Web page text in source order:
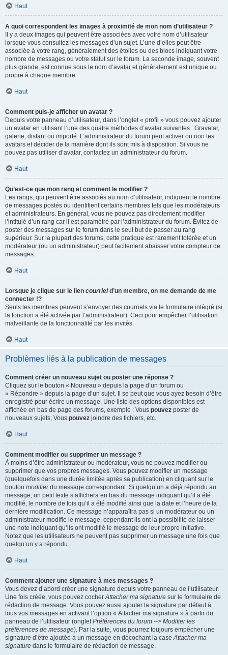
Haut
A quoi correspondent les images à proximité de mon nom d’utilisateur ?
Il y a deux images qui peuvent être associées avec votre nom d’utilisateur
lorsque vous consultez les messages d’un sujet. L’une d’elles peut être
associée à votre rang, généralement des étoiles ou des blocs indiquant votre
nombre de messages ou votre statut sur le forum. La seconde image, souvent
plus grande, est connue sous le nom d’avatar et généralement est unique ou
propre à chaque membre.
Haut
Comment puis-je afficher un avatar ?
Depuis votre panneau d’utilisateur, dans l’onglet « profil » vous pouvez ajouter
un avatar en utilisant l’une des quatre méthodes d’avatar suivantes : Gravatar,
galerie, distant ou importé. L’administrateur du forum peut activer ou non les
avatars et décider de la manière dont ils sont mis à disposition. Si vous ne
pouvez pas utiliser d’avatar, contactez un administrateur du forum.
Haut
Qu’est-ce que mon rang et comment le modifier ?
Les rangs, qui peuvent être associés au nom d’utilisateur, indiquent le nombre
de messages postés ou identifient certains membres tels que les modérateurs
et administrateurs. En général, vous ne pouvez pas directement modifier
l’intitulé d’un rang car il est paramétré par l’administrateur du forum. Évitez de
poster des messages sur le forum dans le seul but de passer au rang
supérieur. Sur la plupart des forums, cette pratique est rarement tolérée et un
modérateur (ou un administrateur) peut facilement abaisser votre compteur de
messages.
Haut
Lorsque je clique sur le lien courrield’un membre, on me demande de me
connecter !?
Seuls les membres peuvent s’envoyer des courriels via le formulaire intégré (si
la fonction a été activée par l’administrateur). Ceci pour empêcher l’utilisation
malveillante de la fonctionnalité par les invités.
Haut
Problèmes liés à la publication de messages
Comment créer un nouveau sujet ou poster une réponse ?
Cliquez sur le bouton « Nouveau » depuis la page d’un forum ou
« Répondre » depuis la page d’un sujet. Il se peut que vous ayez besoin d’être
enregistré pour écrire un message. Une liste des options disponibles est
affichée en bas de page des forums, exemple : Vous pouvez poster de
nouveaux sujets, Vous pouvez joindre des fichiers, etc.
Haut
Comment modifier ou supprimer un message ?
À moins d’être administrateur ou modérateur, vous ne pouvez modifier ou
supprimer que vos propres messages. Vous pouvez modifier un message
(quelquefois dans une durée limitée après sa publication) en cliquant sur le
bouton modifierdu message correspondant. Si quelqu’un a déjà répondu au
message, un petit texte s’affichera en bas du message indiquant qu’il a été
modifié, le nombre de fois qu’il a été modifié ainsi que la date et l’heure de la
dernière modification. Ce message n’apparaîtra pas si un modérateur ou un
administrateur modifie le message, cependant ils ont la possibilité de laisser
une note indiquant qu’ils ont modifié le message de leur propre initiative.
Notez que les utilisateurs ne peuvent pas supprimer un message une fois que
quelqu’un y a répondu.
Haut
Comment ajouter une signature à mes messages ?
Vous devez d’abord créer une signature depuis votre panneau de l’utilisateur.
Une fois créée, vous pouvez cocherAttacher ma signature sur le formulaire de
rédaction de message. Vous pouvez aussi ajouter la signature par défaut à
tous vos messages en activant l’option « Attacher ma signature » à partir du
panneau de l’utilisateur (ongletPréférences du forum --> Modifier les
préférences de message). Par la suite, vous pourrez toujours empêcher une
signature d’être ajoutée à un message en décochant la caseAttacher ma
signature dans le formulaire de rédaction de message.